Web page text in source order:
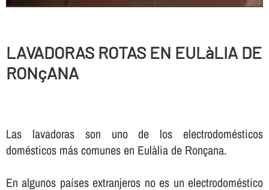
LAVADORAS ROTAS EN EULàLIA DE
RONçANA
Las lavadoras son uno de los electrodomésticos
domésticos más comunes en Eulàlia de Ronçana.
En algunos paí­ses extranjeros no es un electrodoméstico